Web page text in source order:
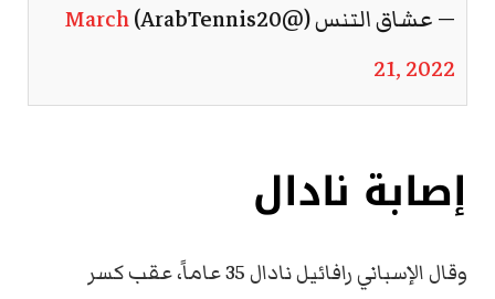
— عشاق التنس (@ArabTennis20)
March
21, 2022
إصابة نادال
وقال الإسباني رافائيل نادال 35 عاماً، عقب كسر